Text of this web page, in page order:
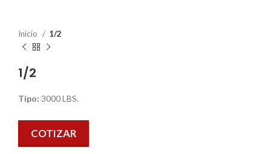
Inicio 1/2
1/2
Tipo: 3000 LBS.
COTIZAR